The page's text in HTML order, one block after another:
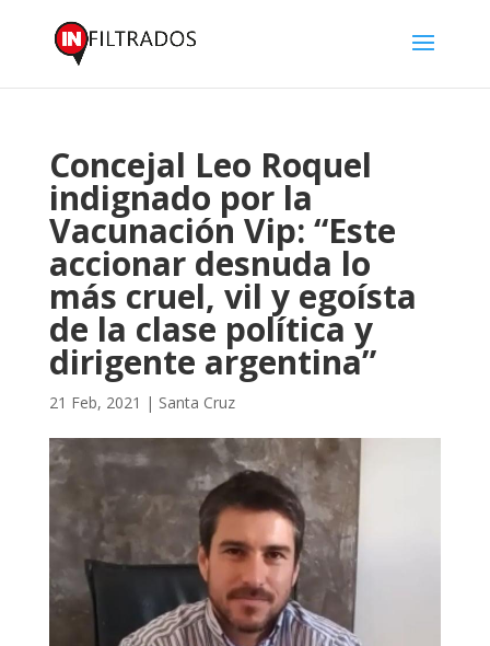
Concejal Leo Roquel
indignado por la
Vacunación Vip: “Este
accionar desnuda lo
más cruel, vil y egoísta
de la clase política y
dirigente argentina”
21 Feb, 2021 | Santa Cruz